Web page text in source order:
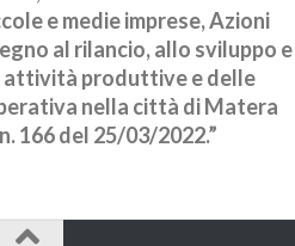
e medie imprese, Azioni
al rilancio, allo sviluppo e
attività produttive e delle
nella città di Matera
166 del 25/03/2022.”